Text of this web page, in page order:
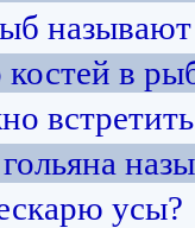
в
усы?